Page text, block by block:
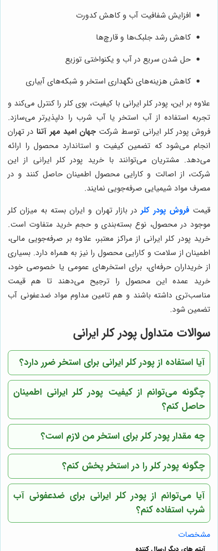
افزایش شفافیت آب و کاهش کدورت
کاهش رشد جلبک‌ها و قارچ‌ها
حل شدن سریع در آب و یکنواختی توزیع
کاهش هزینه‌های نگهداری استخر و شبکه‌های آبیاری
علاوه بر این، پودر کلر ایرانی با کیفیت، بوی کلر را کنترل می‌کند و
تجربه استفاده از آب استخر یا آب شرب را دلپذیرتر می‌سازد.
فروش پودر کلر ایرانی توسط شرکتجهان امید مهر آتنادر تهران
انجام می‌شود که تضمین کیفیت و استاندارد محصول را ارائه
می‌دهد. مشتریان می‌توانند با خرید پودر کلر ایرانی از این
شرکت، از اصالت و کارایی محصول اطمینان حاصل کنند و در
مصرف مواد شیمیایی صرفه‌جویی نمایند.
قیمتفروش پودر کلر در بازار تهران و ایران بسته به میزان کلر
موجود در محصول، نوع بسته‌بندی و حجم خرید متفاوت است.
خرید پودر کلر ایرانی از مراکز معتبر، علاوه بر صرفه‌جویی مالی،
اطمینان از سلامت و کارایی محصول را نیز به همراه دارد. بسیاری
از خریداران حرفه‌ای، برای استخرهای عمومی یا خصوصی خود،
خرید عمده این محصول را ترجیح می‌دهند تا هم قیمت
مناسب‌تری داشته باشند و هم تامین مداوم مواد ضدعفونی آب
تضمین شود.
سوالات متداول پودر کلر ایرانی
آیا استفاده از پودر کلر ایرانی برای استخر ضرر دارد؟
چگونه می‌توانم از کیفیت پودر کلر ایرانی اطمینان
حاصل کنم؟
چه مقدار پودر کلر برای استخر من لازم است؟
چگونه پودر کلر را در استخر پخش کنم؟
آیا می‌توانم از پودر کلر ایرانی برای ضدعفونی آب
شرب استفاده کنم؟
مشخصات